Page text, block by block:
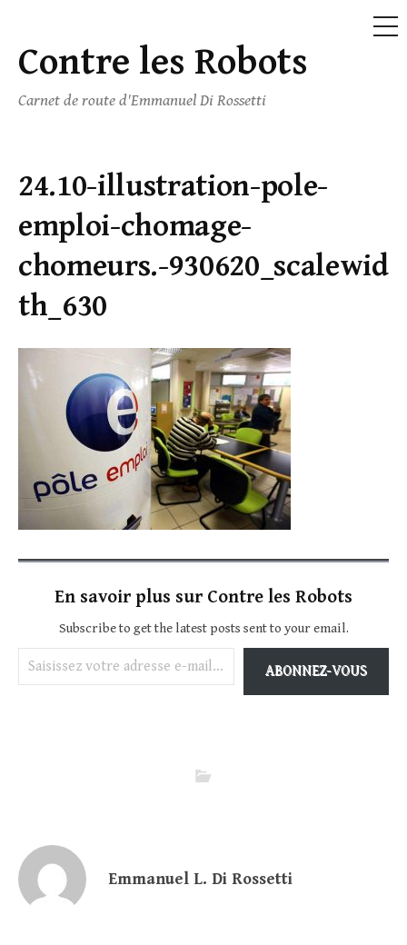
Skip
to
content
Contre les Robots
Carnet de route d'Emmanuel Di Rossetti
24.10-illustration-pole-
emploi-chomage-
chomeurs.-930620_scalewid
th_630
En savoir plus sur Contre les Robots
Subscribe to get the latest posts sent to your email.
Saisissez votre adresse e-mail…
ABONNEZ-VOUS
Emmanuel L. Di Rossetti